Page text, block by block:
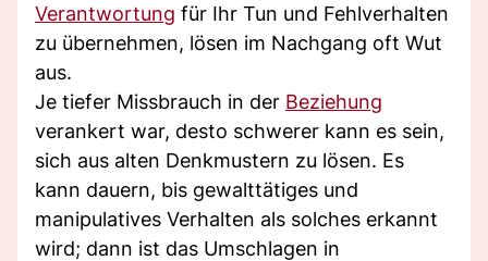
Verantwortung für Ihr Tun und Fehlverhalten
zu übernehmen, lösen im Nachgang oft Wut
aus.
Je tiefer Missbrauch in der Beziehung
verankert war, desto schwerer kann es sein,
sich aus alten Denkmustern zu lösen. Es
kann dauern, bis gewalttätiges und
manipulatives Verhalten als solches erkannt
wird; dann ist das Umschlagen in